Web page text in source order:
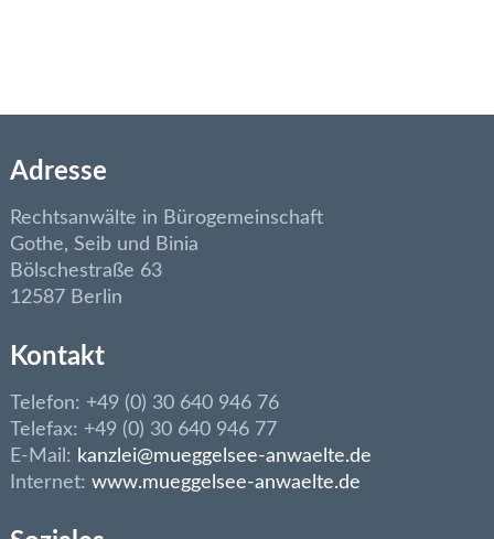
Adresse
Rechtsanwälte in Bürogemeinschaft
Gothe, Seib und Binia
Bölschestraße 63
12587 Berlin
Kontakt
Telefon: +49 (0) 30 640 946 76
Telefax: +49 (0) 30 640 946 77
E-Mail: kanzlei@mueggelsee-anwaelte.de
Internet:www.mueggelsee-anwaelte.de